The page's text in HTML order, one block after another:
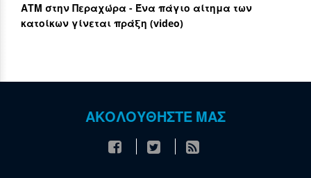
ΑΤΜ στην Περαχώρα - Ένα πάγιο αίτημα των
κατοίκων γίνεται πράξη (video)
ΑΚΟΛΟΥΘΗΣΤΕ ΜΑΣ